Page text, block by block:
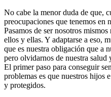
No cabe la menor duda de que,
preocupaciones que tenemos en
Pasamos de ser nosotros
ellos y ellas. Y adaptarse a eso,
que es nuestra obligación que a
pero olvidarnos de nuestra salud
El primer paso para conseguir
problemas es que nuestros hijos
y protegidos.